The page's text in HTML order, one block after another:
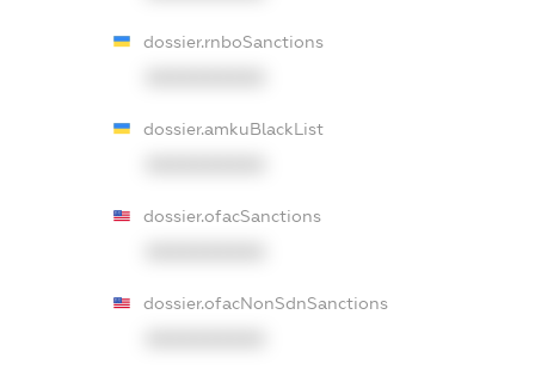
dossier.rnboSanctions
dossier.amkuBlackList
dossier.ofacSanctions
dossier.ofacNonSdnSanctions